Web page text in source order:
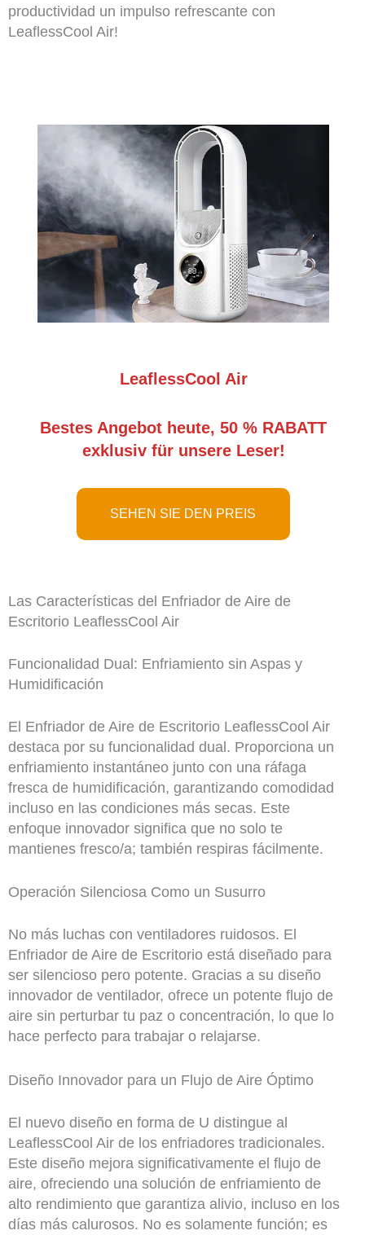
productividad un impulso refrescante con
LeaflessCool Air!
LeaflessCool Air
Bestes Angebot heute, 50 % RABATT
exklusiv für unsere Leser!
SEHEN SIE DEN PREIS
Las Características del Enfriador de Aire de
Escritorio LeaflessCool Air
Funcionalidad Dual: Enfriamiento sin Aspas y
Humidificación
El Enfriador de Aire de Escritorio LeaflessCool Air
destaca por su funcionalidad dual. Proporciona un
enfriamiento instantáneo junto con una ráfaga
fresca de humidificación, garantizando comodidad
incluso en las condiciones más secas. Este
enfoque innovador significa que no solo te
mantienes fresco/a; también respiras fácilmente.
Operación Silenciosa Como un Susurro
No más luchas con ventiladores ruidosos. El
Enfriador de Aire de Escritorio está diseñado para
ser silencioso pero potente. Gracias a su diseño
innovador de ventilador, ofrece un potente flujo de
aire sin perturbar tu paz o concentración, lo que lo
hace perfecto para trabajar o relajarse.
Diseño Innovador para un Flujo de Aire Óptimo
El nuevo diseño en forma de U distingue al
LeaflessCool Air de los enfriadores tradicionales.
Este diseño mejora significativamente el flujo de
aire, ofreciendo una solución de enfriamiento de
alto rendimiento que garantiza alivio, incluso en los
días más calurosos. No es solamente función; es